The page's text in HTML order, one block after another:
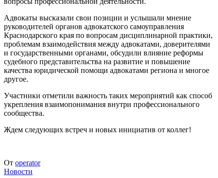
Адвокаты высказали свои позиции и услышали мнение
руководителей органов адвокатского самоуправления
Краснодарского края по вопросам дисциплинарной практики,
проблемам взаимодействия между адвокатами, доверителями
и государственными органами, обсудили влияние реформы
судебного представительства на развитие и повышение
качества юридической помощи адвокатами региона и многое
другое.
Участники отметили важность таких мероприятий как способ
укрепления взаимопонимания внутри профессионального
сообщества.
Ждем следующих встреч и новых инициатив от коллег!
От operator
Новости